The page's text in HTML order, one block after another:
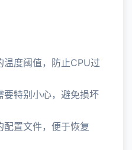
温度阈值，防止CPU过
要特别小心，避免损坏
配置文件，便于恢复